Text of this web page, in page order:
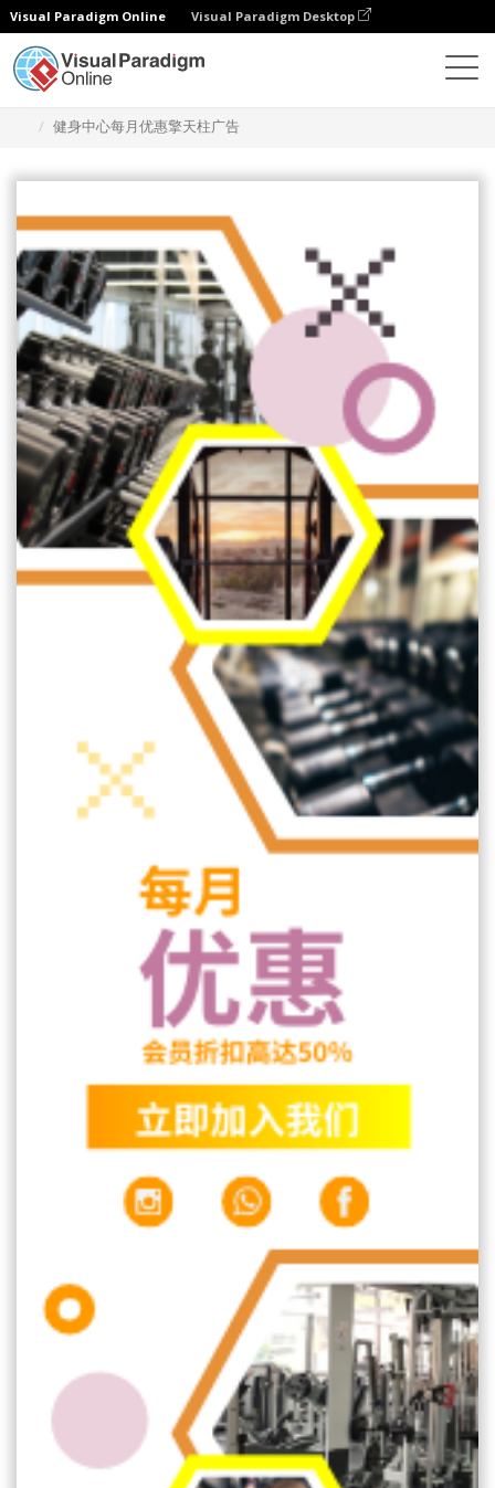
Visual Paradigm Online Visual Paradigm Desktop
健身中心每月优惠擎天柱广告